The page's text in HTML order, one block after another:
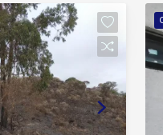
Pista de
sua visita!